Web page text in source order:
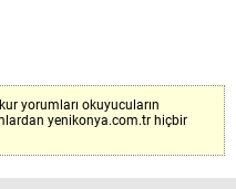
yorumları okuyucuların
yenikonya.com.tr hiçbir